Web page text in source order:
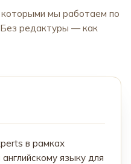
мы работаем по
редактуры — как
в рамках
языку для